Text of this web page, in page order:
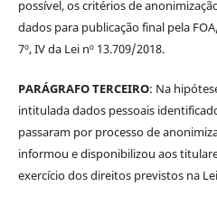
possível, os critérios de
dados para publicação final pela
7º, IV da Lei nº 13.709/2018.
PARÁGRAFO TERCEIRO: Na
intitulada dados pessoais
passaram por processo de
informou e disponibilizou aos
exercício dos direitos previstos na